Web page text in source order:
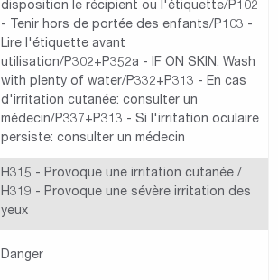
disposition le récipient ou l'étiquette/P102
- Tenir hors de portée des enfants/P103 -
Lire l'étiquette avant
utilisation/P302+P352a - IF ON SKIN: Wash
with plenty of water/P332+P313 - En cas
d'irritation cutanée: consulter un
médecin/P337+P313 - Si l'irritation oculaire
persiste: consulter un médecin
H315 - Provoque une irritation cutanée /
H319 - Provoque une sévère irritation des
yeux
Danger